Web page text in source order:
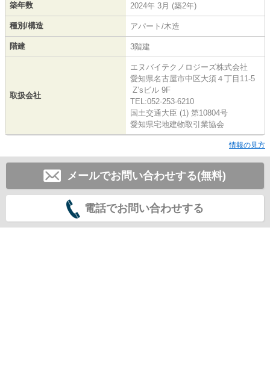
築年数 2024年 3月 (築2年)
種別/構造 アパート/木造
階建 3階建
取扱会社
エヌバイテクノロジーズ株式会社
愛知県名古屋市中区大須４丁目11-5
Z’sビル 9F
TEL:052-253-6210
国土交通大臣 (1) 第10804号
愛知県宅地建物取引業協会
情報の見方
メールでお問い合わせする(無料)
電話でお問い合わせする